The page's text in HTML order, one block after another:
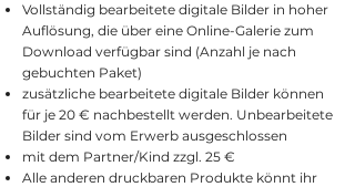
Vollständig bearbeitete digitale Bilder in hoher
Auflösung, die über eine Online-Galerie zum
Download verfügbar sind (Anzahl je nach
gebuchten Paket)
zusätzliche bearbeitete digitale Bilder können
für je 20 € nachbestellt werden. Unbearbeitete
Bilder sind vom Erwerb ausgeschlossen
mit dem Partner/Kind zzgl. 25 €
Alle anderen druckbaren Produkte könnt ihr